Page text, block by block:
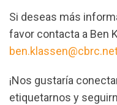
Si deseas más
favor contacta a Ben
¡Nos gustaría
etiquetarnos y